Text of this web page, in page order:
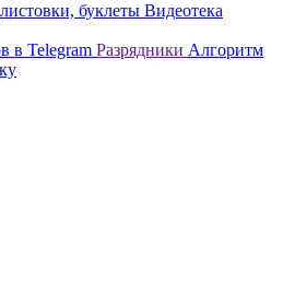
буклеты Видеотека
в Telegram Разрядники Алгоритм